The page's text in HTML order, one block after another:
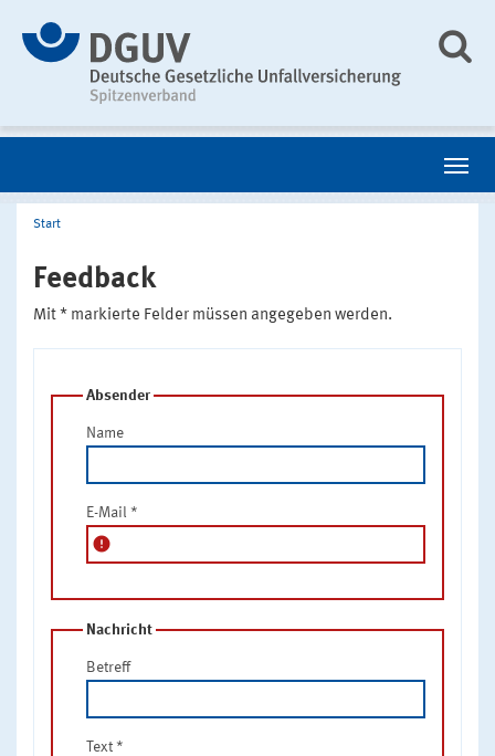
Start
Feedback
Mit * markierte Felder müssen angegeben werden.
Absender
Name
E-Mail *
error
Nachricht
Betreff
Text *